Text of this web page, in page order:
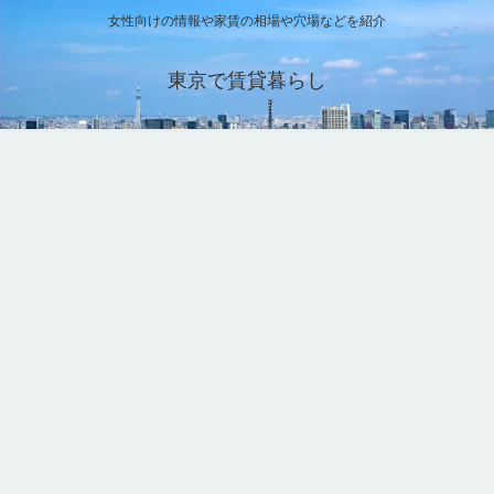
女性向けの情報や家賃の相場や穴場などを紹介
東京で賃貸暮らし